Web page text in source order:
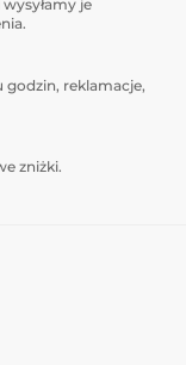
je
godzin, reklamacje,
zniżki.